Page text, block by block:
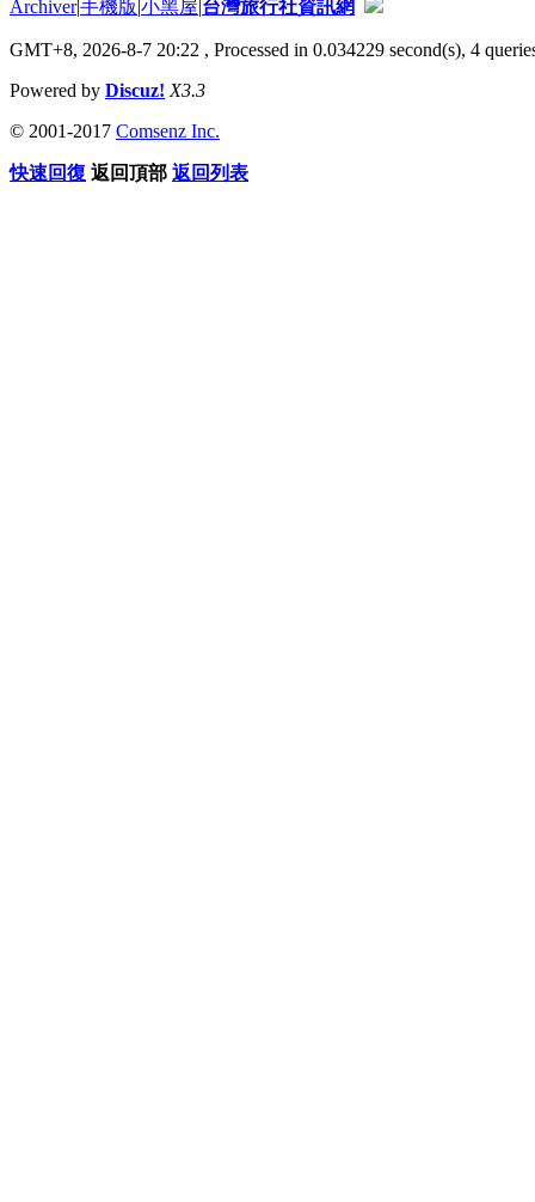
Archiver|手機版 小黑屋 台灣旅行社資訊網
GMT+8, 2026-8-7 20:22 , Processed in 0.034229 second(s), 4
Powered by Discuz! X3.3
© 2001-2017 Comsenz Inc.
快速回復 返回頂部 返回列表